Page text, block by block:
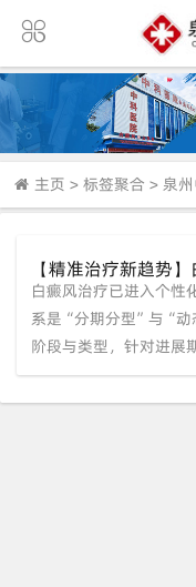
主页 > 标签聚合 > 泉
【精准治疗新趋势
定？泉州中科详解
白癜风治疗已进入个性
系是“分期分型”与“动
阶段与类型，针对进展